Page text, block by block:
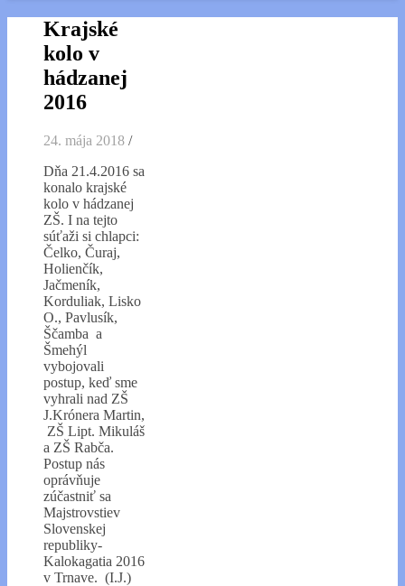
Krajské
kolo v
hádzanej
2016
24. mája 2018 /
Dňa 21.4.2016 sa
konalo krajské
kolo v hádzanej
ZŠ. I na tejto
súťaži si chlapci:
Čelko, Čuraj,
Holienčík,
Jačmeník,
Korduliak, Lisko
O., Pavlusík,
Ščamba a
Šmehýl
vybojovali
postup, keď sme
vyhrali nad ZŠ
J.Krónera Martin,
ZŠ Lipt. Mikuláš
a ZŠ Rabča.
Postup nás
oprávňuje
zúčastniť sa
Majstrovstiev
Slovenskej
republiky-
Kalokagatia 2016
v Trnave. (I.J.)